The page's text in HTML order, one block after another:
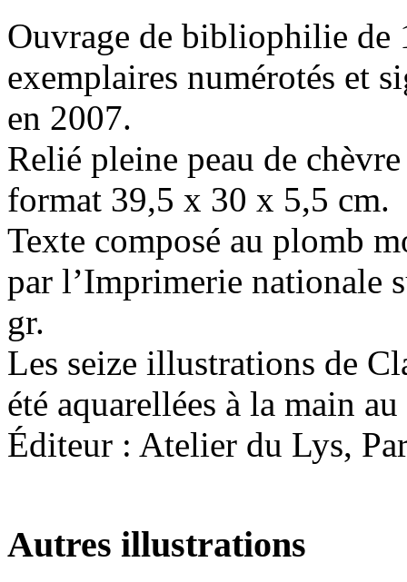
Ouvrage de bibliophilie de
exemplaires numérotés et
en 2007.
Relié pleine peau de
format 39,5 x 30 x 5,5 cm.
Texte composé au plomb
par l’Imprimerie nationale
gr.
Les seize illustrations de
été aquarellées à la main
Éditeur : Atelier du Lys,
Autres illustrations